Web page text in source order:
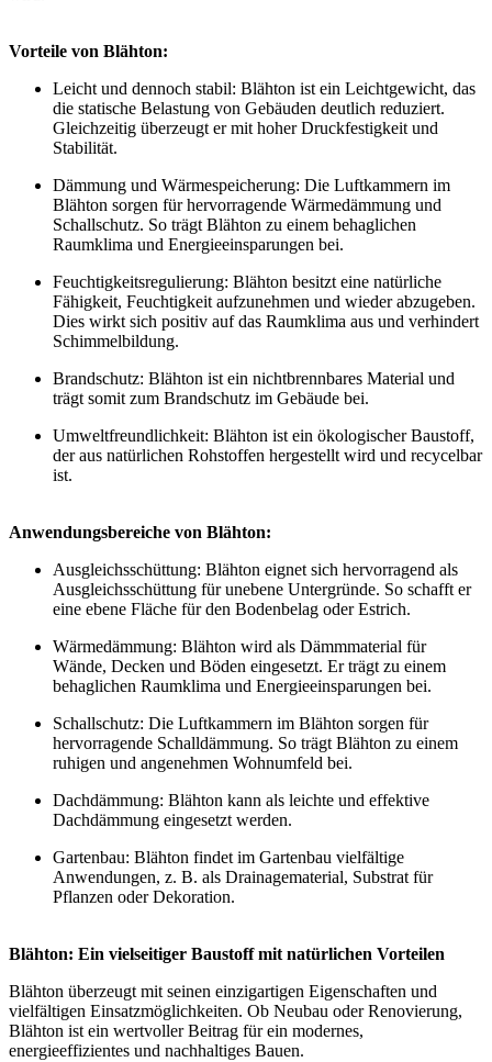
Vorteile von Blähton:
Leicht und dennoch stabil: Blähton ist ein Leichtgewicht, das
die statische Belastung von Gebäuden deutlich reduziert.
Gleichzeitig überzeugt er mit hoher Druckfestigkeit und
Stabilität.
Dämmung und Wärmespeicherung: Die Luftkammern im
Blähton sorgen für hervorragende Wärmedämmung und
Schallschutz. So trägt Blähton zu einem behaglichen
Raumklima und Energieeinsparungen bei.
Feuchtigkeitsregulierung: Blähton besitzt eine natürliche
Fähigkeit, Feuchtigkeit aufzunehmen und wieder abzugeben.
Dies wirkt sich positiv auf das Raumklima aus und verhindert
Schimmelbildung.
Brandschutz: Blähton ist ein nichtbrennbares Material und
trägt somit zum Brandschutz im Gebäude bei.
Umweltfreundlichkeit: Blähton ist ein ökologischer Baustoff,
der aus natürlichen Rohstoffen hergestellt wird und recycelbar
ist.
Anwendungsbereiche von Blähton:
Ausgleichsschüttung: Blähton eignet sich hervorragend als
Ausgleichsschüttung für unebene Untergründe. So schafft er
eine ebene Fläche für den Bodenbelag oder Estrich.
Wärmedämmung: Blähton wird als Dämmmaterial für
Wände, Decken und Böden eingesetzt. Er trägt zu einem
behaglichen Raumklima und Energieeinsparungen bei.
Schallschutz: Die Luftkammern im Blähton sorgen für
hervorragende Schalldämmung. So trägt Blähton zu einem
ruhigen und angenehmen Wohnumfeld bei.
Dachdämmung: Blähton kann als leichte und effektive
Dachdämmung eingesetzt werden.
Gartenbau: Blähton findet im Gartenbau vielfältige
Anwendungen, z. B. als Drainagematerial, Substrat für
Pflanzen oder Dekoration.
Blähton: Ein vielseitiger Baustoff mit natürlichen Vorteilen
Blähton überzeugt mit seinen einzigartigen Eigenschaften und
vielfältigen Einsatzmöglichkeiten. Ob Neubau oder Renovierung,
Blähton ist ein wertvoller Beitrag für ein modernes,
energieeffizientes und nachhaltiges Bauen.